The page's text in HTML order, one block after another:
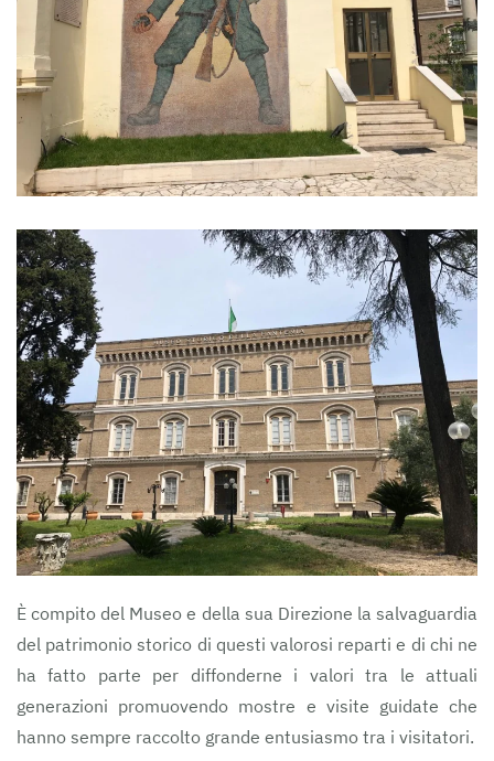
È compito del Museo e della sua Direzione la salvaguardia
del patrimonio storico di questi valorosi reparti e di chi ne
ha fatto parte per diffonderne i valori tra le attuali
generazioni promuovendo mostre e visite guidate che
hanno sempre raccolto grande entusiasmo tra i visitatori.